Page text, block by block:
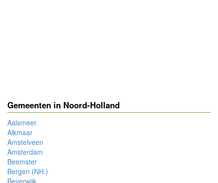
Gemeenten in Noord-Holland
Aalsmeer
Alkmaar
Amstelveen
Amsterdam
Beemster
Bergen (NH.)
Beverwijk